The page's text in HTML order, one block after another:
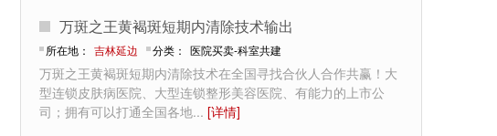
万斑之王黄褐斑短期内清除技术输出
所在地： 吉林延边 分类： 医院买卖-科室共建
万斑之王黄褐斑短期内清除技术在全国寻找合伙人合作共赢！大
型连锁皮肤病医院、大型连锁整形美容医院、有能力的上市公
司；拥有可以打通全国各地... [详情]